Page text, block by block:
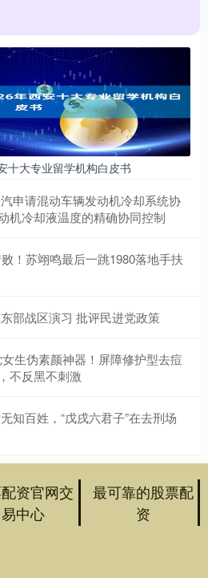
十大专业留学机构白皮书
申请混动车辆发动机冷却系统协
机冷却液温度的精确协同控制
！苏翊鸣最后一跳1980落地手扶
部战区演习 批评民进党政策
生伪素颜神器！屏障修护型去痘
不反黑不刺激
知百姓，“戊戌六君子”在去刑场
资官网交
易中心
最可靠的股票配
资